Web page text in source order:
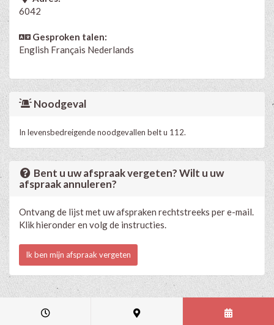
6042
Gesproken talen:
English Français Nederlands
Noodgeval
In levensbedreigende noodgevallen belt u 112.
Bent u uw afspraak vergeten? Wilt u uw
afspraak annuleren?
Ontvang de lijst met uw afspraken rechtstreeks per e-mail.
Klik hieronder en volg de instructies.
Ik ben mijn afspraak vergeten
2015 - 2026 -
lees de privacyverklaring van deze praktijk